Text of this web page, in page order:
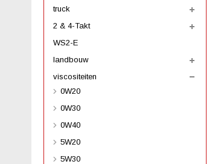
truck
2 & 4-Takt
WS2-E
landbouw
viscositeiten
0W20
0W30
0W40
5W20
5W30